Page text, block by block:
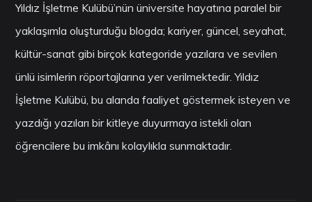
Yıldız İşletme Kulübü’nün üniversite hayatına paralel bir
yaklaşımla oluşturduğu blogda; kariyer, güncel, seyahat,
kültür-sanat gibi birçok kategoride yazılara ve sevilen
ünlü isimlerin röportajlarına yer verilmektedir. Yıldız
İşletme Kulübü, bu alanda faaliyet göstermek isteyen ve
yazdığı yazıları bir kitleye duyurmaya istekli olan
öğrencilere bu imkânı kolaylıkla sunmaktadır.